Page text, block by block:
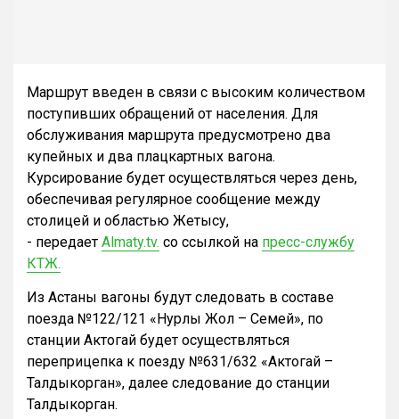
Маршрут введен в связи с высоким количеством
поступивших обращений от населения. Для
обслуживания маршрута предусмотрено два
купейных и два плацкартных вагона.
Курсирование будет осуществляться через день,
обеспечивая регулярное сообщение между
столицей и областью Жетысу,
- передает Almaty.tv. со ссылкой на пресс-службу
КТЖ.
Из Астаны вагоны будут следовать в составе
поезда №122/121 «Нурлы Жол – Семей», по
станции Актогай будет осуществляться
переприцепка к поезду №631/632 «Актогай –
Талдыкорган», далее следование до станции
Талдыкорган.